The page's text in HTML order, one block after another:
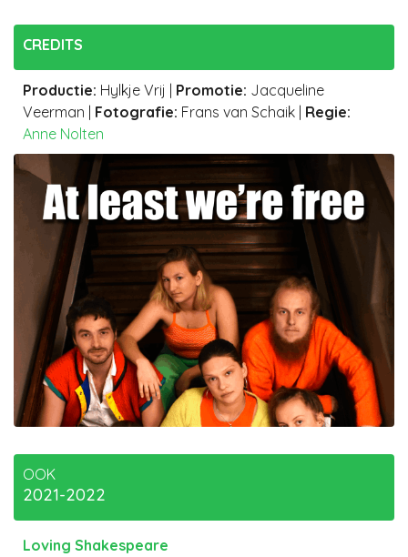
CREDITS
Productie: Hylkje Vrij Promotie: Jacqueline
Veerman
Fotografie: Frans van Schaik Regie:
Anne Nolten
OOK
2021-2022
Loving Shakespeare